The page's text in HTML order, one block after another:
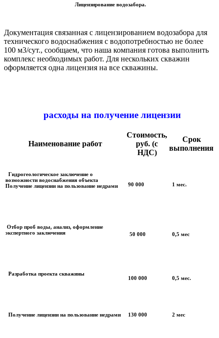
Лицензирование водозабора.
Документация связанная с лицензированием водозабора для
технического водоснабжения с водопотребностью не более
100 м3/сут., сообщаем, что наша компания готова выполнить
комплекс необходимых работ. Для нескольких скважин
оформляется одна лицензия на все скважины.
расходы на получение лицензии
Наименование работ
Стоимость,
руб. (с
НДС)
Срок
выполнения
Гидрогеологическое заключение о
возможности водоснабжения объекта
Получение лицензии на пользование недрами
90 000 1 мес.
Отбор проб воды, анализ, оформление
экспертного заключения
50 000 0,5 мес
Разработка проекта скважины
100 000 0,5 мес.
Получение лицензии на пользование недрами 130 000 2 мес